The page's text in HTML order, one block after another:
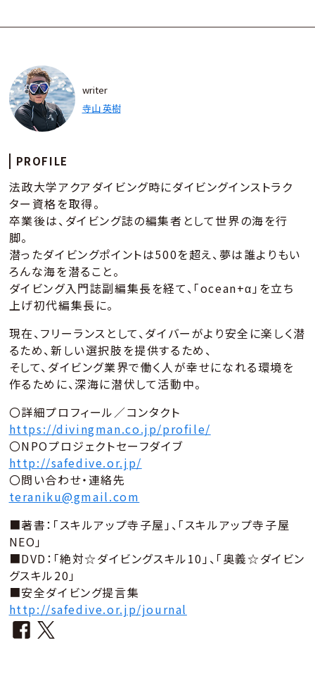
writer
寺山 英樹
PROFILE
法政大学アクアダイビング時にダイビングインストラク
ター資格を取得。
卒業後は、ダイビング誌の編集者として世界の海を行
脚。
潜ったダイビングポイントは500を超え、夢は誰よりもい
ろんな海を潜ること。
ダイビング入門誌副編集長を経て、「ocean+α」を立ち
上げ初代編集長に。
現在、フリーランスとして、ダイバーがより安全に楽しく潜
るため、新しい選択肢を提供するため、
そして、ダイビング業界で働く人が幸せになれる環境を
作るために、深海に潜伏して活動中。
〇詳細プロフィール／コンタクト
https://divingman.co.jp/profile/
〇NPOプロジェクトセーフダイブ
http://safedive.or.jp/
〇問い合わせ・連絡先
teraniku@gmail.com
■著書：「スキルアップ寺子屋」、「スキルアップ寺子屋
NEO」
■DVD：「絶対☆ダイビングスキル10」、「奥義☆ダイビン
グスキル20」
■安全ダイビング提言集
http://safedive.or.jp/journal